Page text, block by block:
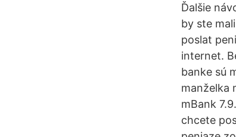
Ďalšie
by ste
poslat
internet.
banke sú
manželka
mBank
chcete